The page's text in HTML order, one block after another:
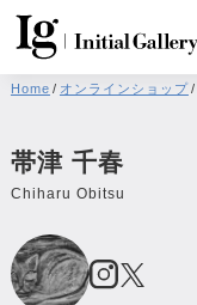
Home / オンラインショップ/
帯津 千春
Chiharu Obitsu